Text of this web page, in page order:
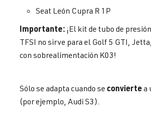
Seat León Cupra R 1P
Importante: ¡El kit de tubo de
TFSI no sirve para el Golf 5 GTI,
con sobrealimentación K03!
Sólo se adapta cuando se conviertea
(por ejemplo, Audi S3).